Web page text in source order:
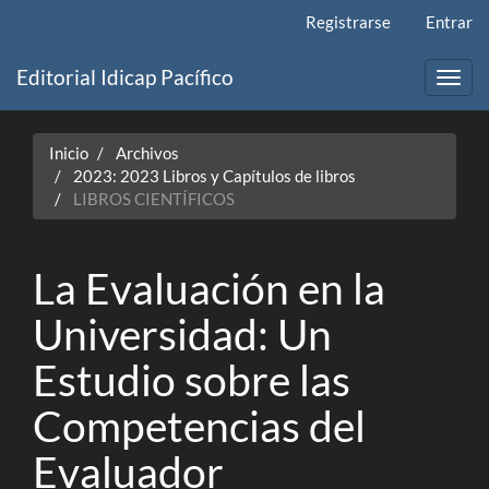
principal
Registrarse Entrar
Editorial Idicap Pacífico
Inicio
Archivos
2023: 2023 Libros y Capítulos de libros
LIBROS CIENTÍFICOS
La Evaluación en la
Universidad: Un
Estudio sobre las
Competencias del
Evaluador